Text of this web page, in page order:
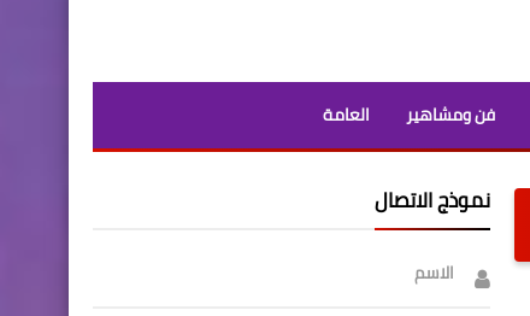
فن ومشاهير العامة
نموذج الاتصال
الاسم